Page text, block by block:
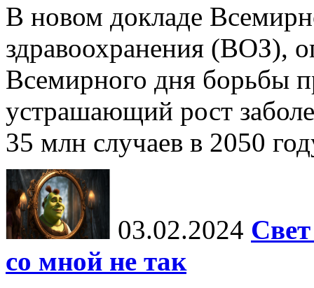
В новом докладе
здравоохранения (ВОЗ),
Всемирного дня борьбы
устрашающий рост
35 млн случаев в 2050
03.02.2024
со мной не так